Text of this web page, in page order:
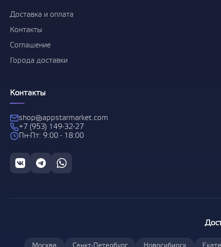
Доставка и оплата
Контакты
Соглашение
Города доставки
Контакты
shop@appstarmarket.com
+7 (953) 149-32-27
Пн-Пт: 9:00 - 18:00